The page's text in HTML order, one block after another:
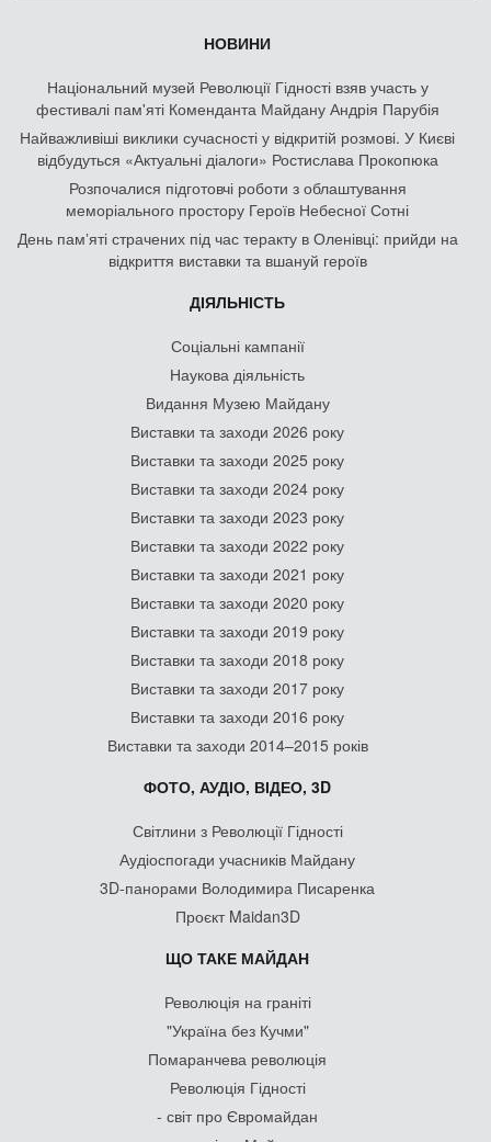
НОВИНИ
Національний музей Революції Гідності взяв участь у
фестивалі пам'яті Коменданта Майдану Андрія Парубія
Найважливіші виклики сучасності у відкритій розмові. У Києві
відбудуться «Актуальні діалоги» Ростислава Прокопюка
Розпочалися підготовчі роботи з облаштування
меморіального простору Героїв Небесної Сотні
День памʼяті страчених під час теракту в Оленівці: прийди на
відкриття виставки та вшануй героїв
ДІЯЛЬНІСТЬ
Соціальні кампанії
Наукова діяльність
Видання Музею Майдану
Виставки та заходи 2026 року
Виставки та заходи 2025 року
Виставки та заходи 2024 року
Виставки та заходи 2023 року
Виставки та заходи 2022 року
Виставки та заходи 2021 року
Виставки та заходи 2020 року
Виставки та заходи 2019 року
Виставки та заходи 2018 року
Виставки та заходи 2017 року
Виставки та заходи 2016 року
Виставки та заходи 2014–2015 років
ФОТО, АУДІО, ВІДЕО, 3D
Світлини з Революції Гідності
Аудіоспогади учасників Майдану
3D-панорами Володимира Писаренка
Проєкт Maidan3D
ЩО ТАКЕ МАЙДАН
Революція на граніті
"Україна без Кучми"
Помаранчева революція
Революція Гідності
- світ про Євромайдан